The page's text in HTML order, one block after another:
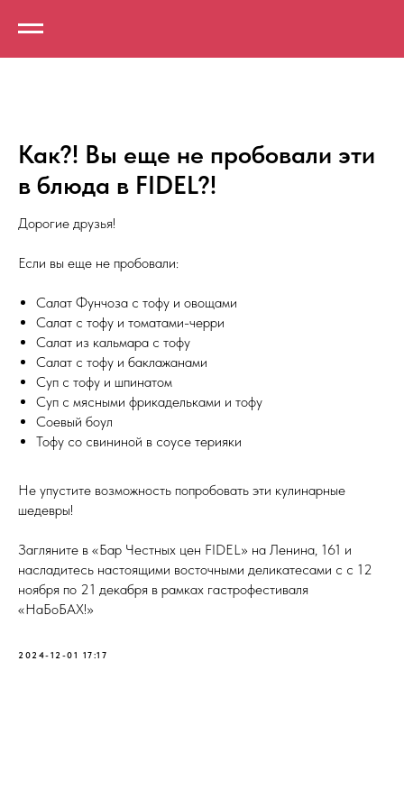
Как?! Вы еще не пробовали эти
в блюда в FIDEL?!
Дорогие друзья!
Если вы еще не пробовали:
Салат Фунчоза с тофу и овощами
Салат с тофу и томатами-черри
Салат из кальмара с тофу
Салат с тофу и баклажанами
Суп с тофу и шпинатом
Суп с мясными фрикадельками и тофу
Соевый боул
Тофу со свининой в соусе терияки
Не упустите возможность попробовать эти кулинарные
шедевры!
Загляните в «Бар Честных цен FIDEL» на Ленина, 161 и
насладитесь настоящими восточными деликатесами с с 12
ноября по 21 декабря в рамках гастрофестиваля
«НаБоБАХ!»
2024-12-01 17:17